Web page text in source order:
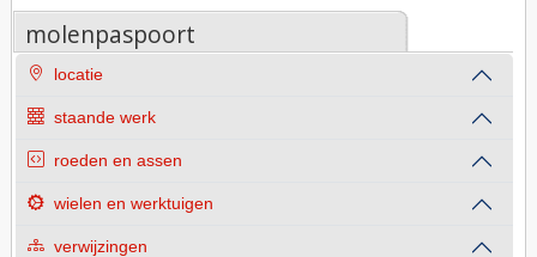
molenpaspoort
locatie
staande werk
roeden en assen
wielen en werktuigen
verwijzingen